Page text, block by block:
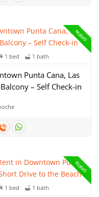
NUEVO
1 bed 1 bath
Punta Cana, Las
– Self Check-in
NUEVO
1 bed 1 bath